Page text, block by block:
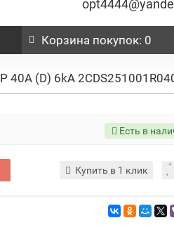
Корзинапокупок: 0
(D) 6kA
Есть в
Купить в 1 клик